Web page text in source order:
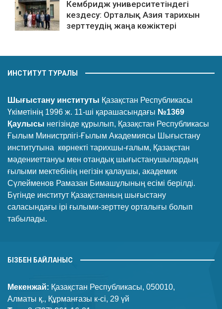
Кембридж университетіндегі
кездесу: Орталық Азия тарихын
зерттеудің жаңа көжіктері
ИНСТИТУТ ТУРАЛЫ
Шығыстану институты Қазақстан Республикасы
Үкіметінің 1996 ж. 11-ші қарашасындағы №1369
Қаулысы негізінде құрылып, Қазақстан Республикасы
Ғылым Министрлігі-Ғылым Академиясы Шығыстану
институтына көрнекті тарихшы-ғалым, Қазақстан
мәдениеттануы мен отандық шығыстанушылардың
ғылыми мектебінің негізін қалаушы, академик
Сүлейменов Рамазан Бимашұлының есімі берілді.
Бүгінде институт Қазақстанның шығыстану
саласындағы ірі ғылыми-зерттеу орталығы болып
табылады.
БІЗБЕН БАЙЛАНЫС
Мекенжай: Қазақстан Республикасы, 050010,
Алматы қ., Құрманғазы к-сі, 29 үй